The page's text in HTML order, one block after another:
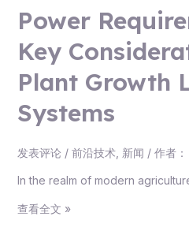
Power
Key
Plant Growth
Systems
发表评论 / 前沿技术, 新闻 / 作者：
In the realm of modern
查看全文 »